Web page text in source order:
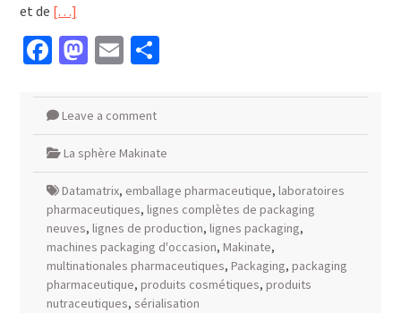
et de […]
Facebook
Mastodon
EmailPartager
Leave a comment
La sphère Makinate
Datamatrix, emballage pharmaceutique, laboratoires
pharmaceutiques, lignes complètes de packaging
neuves, lignes de production, lignes packaging,
machines packaging d'occasion, Makinate,
multinationales pharmaceutiques, Packaging, packaging
pharmaceutique, produits cosmétiques, produits
nutraceutiques, sérialisation